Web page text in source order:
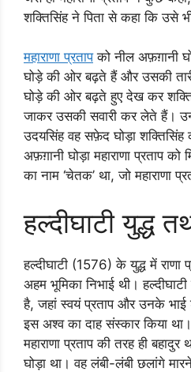
शक्तिसिंह ने पिता से कहा कि उसे
महाराणा प्रतापको नील अफ़ग़ानी
घोड़े की ओर बढ़ते हैं और उसकी
घोड़े की ओर बढ़ते हुए देख कर
जाकर उसकी सवारी कर लेते हैं।
उदयसिंह वह सफ़ेद घोड़ा
अफ़ग़ानी घोड़ा महाराणा प्रताप
का नाम ‘चेतक’ था, जो महाराणा
हल्दीघाटी युद्ध
हल्दीघाटी (1576) के युद्ध में
अहम भूमिका निभाई थी।
है, जहां स्वयं प्रताप और उनके भाई
इस अश्व का दाह संस्कार किया
महाराणा प्रताप की तरह ही
घोड़ा था। वह लंबी-लंबी छलांगे